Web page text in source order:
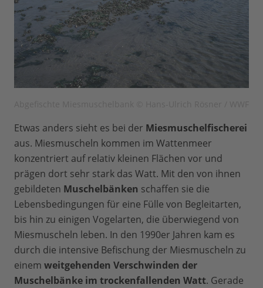
Etwas anders sieht es bei der Miesmuschelfischerei
aus. Miesmuscheln kommen im Wattenmeer
konzentriert auf relativ kleinen Flächen vor und
prägen dort sehr stark das Watt. Mit den von ihnen
gebildeten Muschelbänken schaffen sie die
Lebensbedingungen für eine Fülle von Begleitarten,
bis hin zu einigen Vogelarten, die überwiegend von
Miesmuscheln leben. In den 1990er Jahren kam es
durch die intensive Befischung der Miesmuscheln zu
einem weitgehenden Verschwinden der
Muschelbänke im trockenfallenden Watt. Gerade